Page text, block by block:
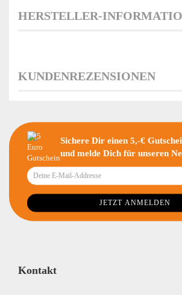
HERSTELLER-
KUNDENREZENSIONEN
Sichere Dir einen 5,-€
und melde Dich für unseren
Kontakt